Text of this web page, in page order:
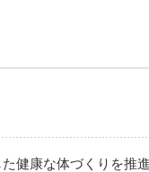
健康な体づくりを推